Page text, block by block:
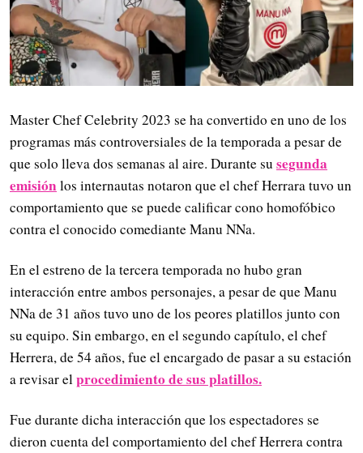
Master Chef Celebrity 2023 se ha convertido en uno de los
programas más controversiales de la temporada a pesar de
que solo lleva dos semanas al aire. Durante su segunda
emisiónlos internautas notaron que el chef Herrara tuvo un
comportamiento que se puede calificar cono homofóbico
contra el conocido comediante Manu NNa.
En el estreno de la tercera temporada no hubo gran
interacción entre ambos personajes, a pesar de que Manu
NNa de 31 años tuvo uno de los peores platillos junto con
su equipo. Sin embargo, en el segundo capítulo, el chef
Herrera, de 54 años, fue el encargado de pasar a su estación
a revisar elprocedimiento de sus platillos.
Fue durante dicha interacción que los espectadores se
dieron cuenta del comportamiento del chef Herrera contra